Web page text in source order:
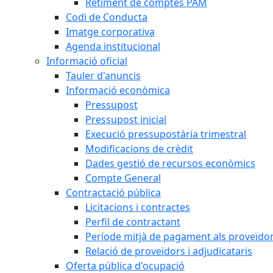
Codi de Conducta
Imatge corporativa
Agenda institucional
Informació oficial
Tauler d'anuncis
Informació econòmica
Pressupost
Pressupost inicial
Execució pressupostària trimestral
Modificacions de crèdit
Dades gestió de recursos econòmics
Compte General
Contractació pública
Licitacions i contractes
Perfil de contractant
Període mitjà de pagament als
Relació de proveïdors i adjudicataris
Oferta pública d'ocupació